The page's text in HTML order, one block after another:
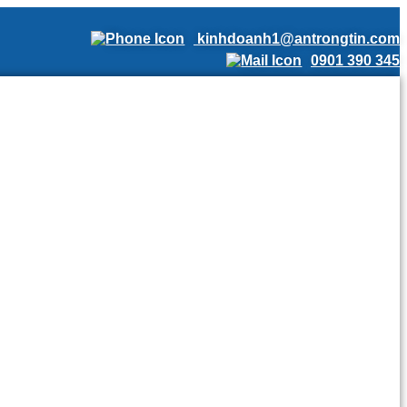
kinhdoanh1@antrongtin.com
0901 390 345